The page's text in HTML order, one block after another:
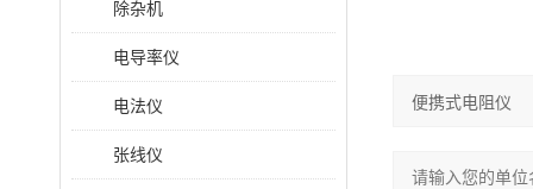
除杂机
电导率仪
电法仪
张线仪